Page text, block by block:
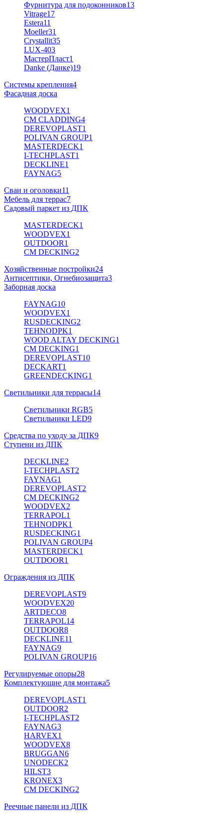
Фурнитура для подоконников13
Vitrage17
Estera11
Moeller31
Crystallit35
LUX-403
МастерПласт1
Danke (Данке)19
Системы крепления4
Фасадная доска
WOODVEX1
CM CLADDING4
DEREVOPLAST1
POLIVAN GROUP1
MASTERDECK1
I-TECHPLAST1
DECKLINE1
FAYNAG5
Сваи и оголовки11
Мебель для террас7
Садовый паркет из ДПК
MASTERDECK1
WOODVEX1
OUTDOOR1
CM DECKING2
Хозяйственные постройки24
Антисептики, Огнебиозащита3
Заборная доска
FAYNAG10
WOODVEX1
RUSDECKING2
TEHNODPK1
WOOD ALTAY DECKING1
CM DECKING1
DEREVOPLAST10
DECKART1
GREENDECKING1
Светильники для террасы14
Светильники RGB5
Светильники LED9
Средства по уходу за ДПК9
Ступени из ДПК
DECKLINE2
I-TECHPLAST2
FAYNAG1
DEREVOPLAST2
CM DECKING2
WOODVEX2
TERRAPOL1
TEHNODPK1
RUSDECKING1
POLIVAN GROUP4
MASTERDECK1
OUTDOOR1
Ограждения из ДПК
DEREVOPLAST9
WOODVEX20
ARTDECO8
TERRAPOL14
OUTDOOR8
DECKLINE11
FAYNAG9
POLIVAN GROUP16
Регулируемые опоры28
Комплектующие для монтажа5
DEREVOPLAST1
OUTDOOR2
I-TECHPLAST2
FAYNAG3
HARVEX1
WOODVEX8
BRUGGAN6
UNODECK2
HILST3
KRONEX3
CM DECKING2
Реечные панели из ДПК